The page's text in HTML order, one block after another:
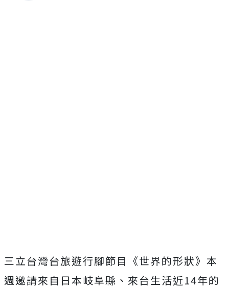
三立台灣台旅遊行腳節目《世界的形狀》本
週邀請來自日本岐阜縣、來台生活近14年的